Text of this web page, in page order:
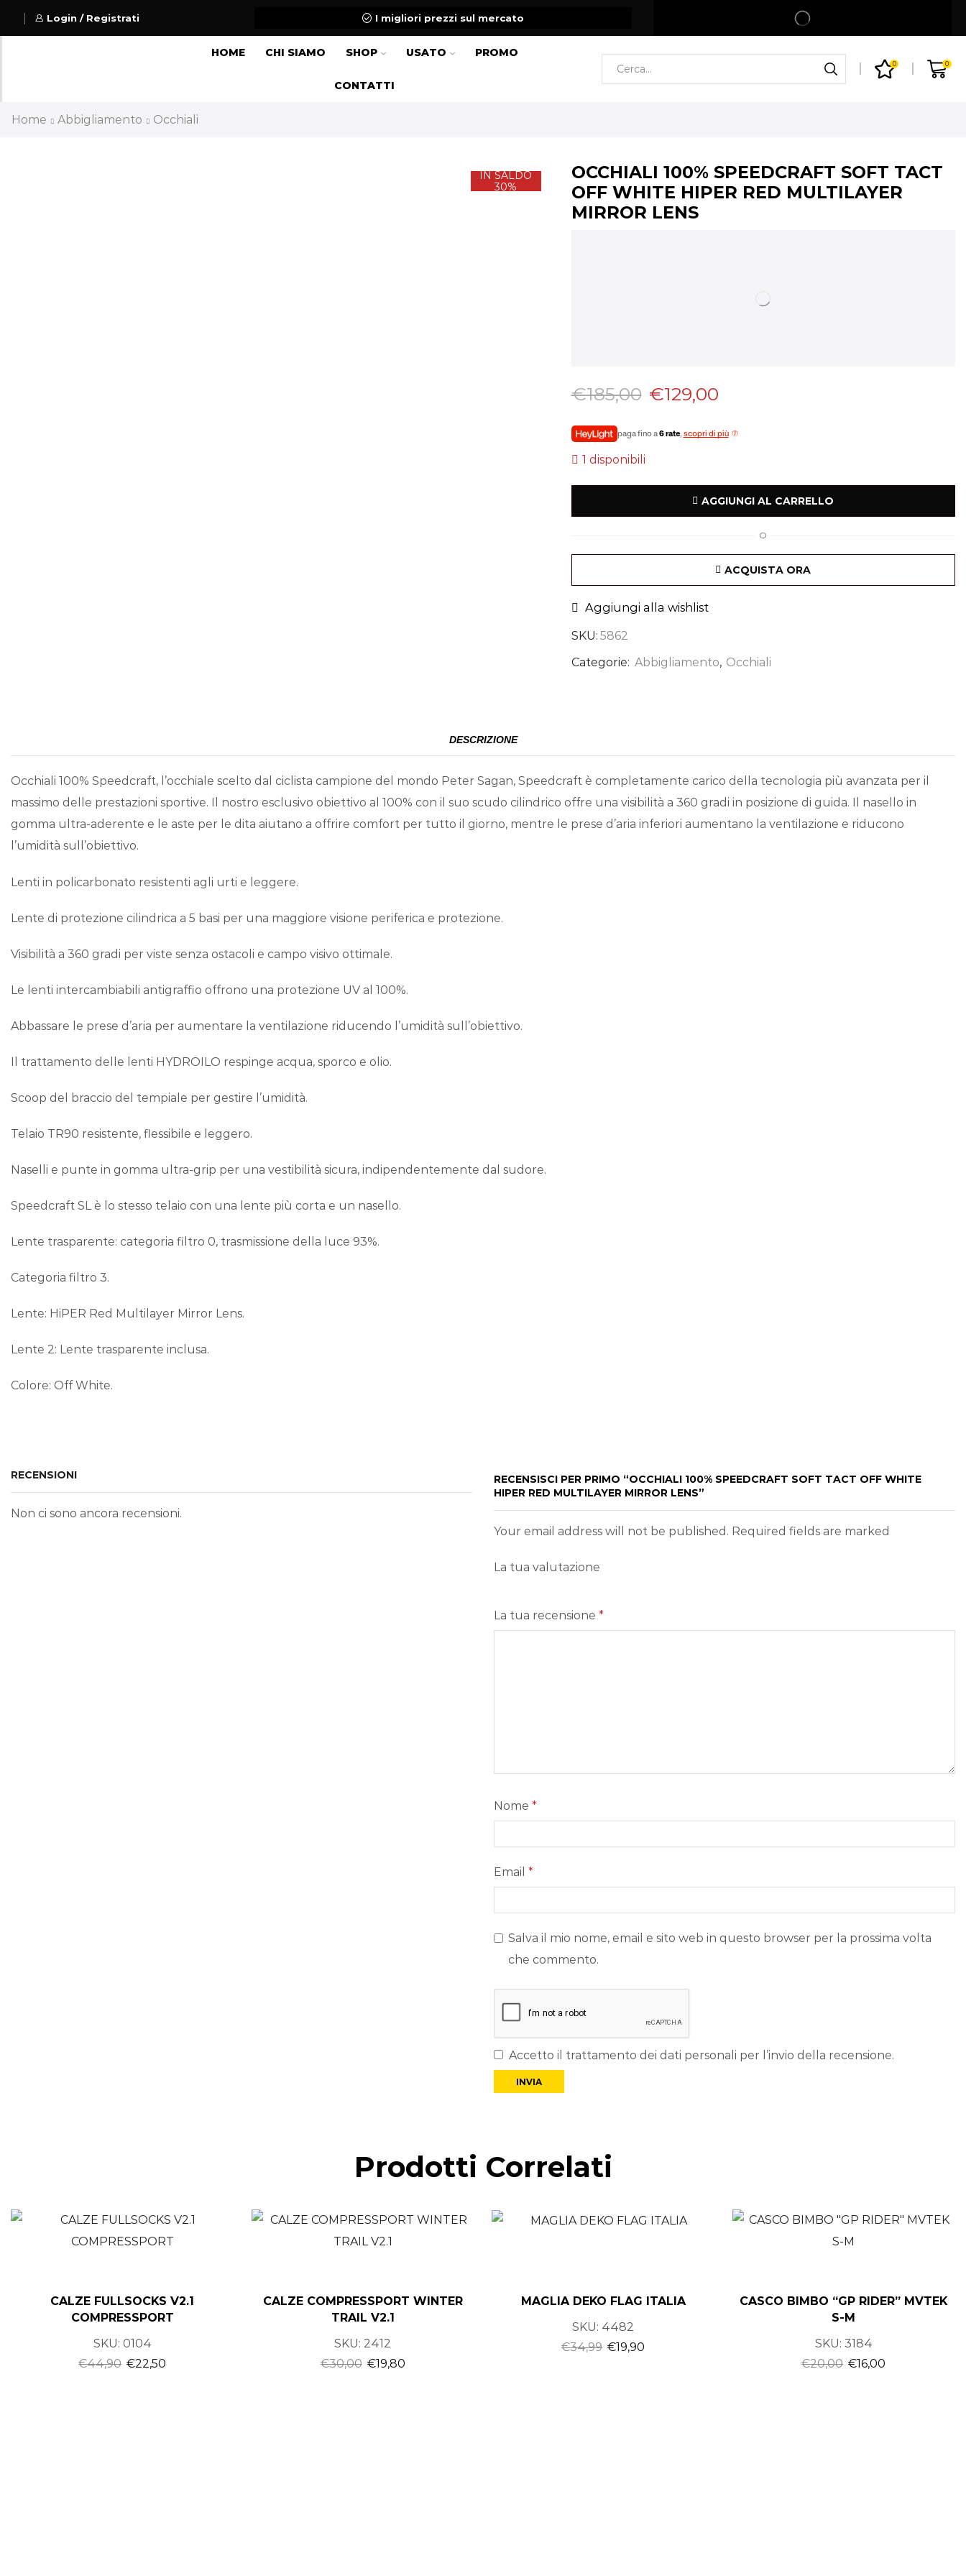
Login / Registrati I migliori prezzi sul mercato Spedizione gratuita per ordini superiori a 99€
HOME CHI SIAMO SHOP USATO PROMO
CONTATTI
0 0
Home Abbigliamento Occhiali
IN SALDO
30%
OCCHIALI 100% SPEEDCRAFT SOFT TACT
OFF WHITE HIPER RED MULTILAYER
MIRROR LENS
€185,00 €129,00
paga fino a6 rate, scopri di più
1 disponibili
AGGIUNGI AL CARRELLO
O
ACQUISTA ORA
Aggiungi alla wishlist
SKU: 5862
Categorie: Abbigliamento, Occhiali
DESCRIZIONE
Occhiali 100% Speedcraft, l’occhiale scelto dal ciclista campione del mondo Peter Sagan, Speedcraft è completamente carico della tecnologia più avanzata per il
massimo delle prestazioni sportive. Il nostro esclusivo obiettivo al 100% con il suo scudo cilindrico offre una visibilità a 360 gradi in posizione di guida. Il nasello in
gomma ultra-aderente e le aste per le dita aiutano a offrire comfort per tutto il giorno, mentre le prese d’aria inferiori aumentano la ventilazione e riducono
l’umidità sull’obiettivo.
Lenti in policarbonato resistenti agli urti e leggere.
Lente di protezione cilindrica a 5 basi per una maggiore visione periferica e protezione.
Visibilità a 360 gradi per viste senza ostacoli e campo visivo ottimale.
Le lenti intercambiabili antigraffio offrono una protezione UV al 100%.
Abbassare le prese d’aria per aumentare la ventilazione riducendo l’umidità sull’obiettivo.
Il trattamento delle lenti HYDROILO respinge acqua, sporco e olio.
Scoop del braccio del tempiale per gestire l’umidità.
Telaio TR90 resistente, flessibile e leggero.
Naselli e punte in gomma ultra-grip per una vestibilità sicura, indipendentemente dal sudore.
Speedcraft SL è lo stesso telaio con una lente più corta e un nasello.
Lente trasparente: categoria filtro 0, trasmissione della luce 93%.
Categoria filtro 3.
Lente: HiPER Red Multilayer Mirror Lens.
Lente 2: Lente trasparente inclusa.
Colore: Off White.
RECENSIONI
Non ci sono ancora recensioni.
RECENSISCI PER PRIMO “OCCHIALI 100% SPEEDCRAFT SOFT TACT OFF WHITE
HIPER RED MULTILAYER MIRROR LENS”
Your email address will not be published. Required fields are marked
La tua valutazione
La tua recensione *
Nome *
Email *
Salva il mio nome, email e sito web in questo browser per la prossima volta
che commento.
Accetto il trattamento dei dati personali per l’invio della recensione.
Prodotti Correlati
CALZE FULLSOCKS V2.1
COMPRESSPORT
SKU: 0104
€44,90 €22,50
CALZE COMPRESSPORT WINTER
TRAIL V2.1
SKU: 2412
€30,00 €19,80
MAGLIA DEKO FLAG ITALIA
SKU: 4482
€34,99 €19,90
CASCO BIMBO “GP RIDER” MVTEK
S-M
SKU: 3184
€20,00 €16,00